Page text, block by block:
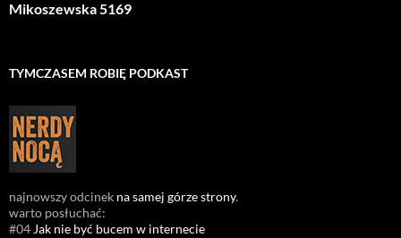
Mikoszewska 5169
TYMCZASEM ROBIĘ PODKAST
najnowszy odcinek na samej górze strony.
warto posłuchać:
#04Jak nie być bucem w internecie